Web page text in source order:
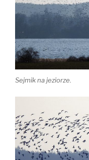
Sejmik na jeziorze.